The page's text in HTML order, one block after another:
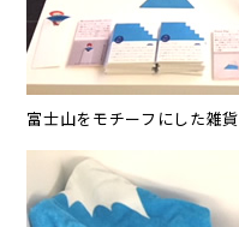
富士山をモチーフにした雑貨